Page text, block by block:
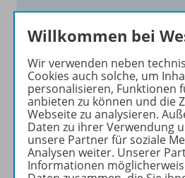
Die
Die
Print- und
Beiträge
können im
kostenlos
Willkommen bei
Wir verwenden neben
Cookies auch solche, um
personalisieren, Funktionen
anbieten zu können und die
Webseite zu analysieren.
Daten zu ihrer Verwendung
unsere Partner für soziale
Analysen weiter. Unserer
Informationen